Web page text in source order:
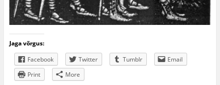
Jaga võrgus:
Facebook
Twitter Tumblr
Email
Print
More